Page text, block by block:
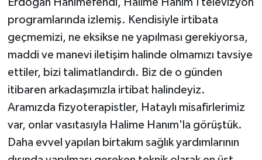
programlarında izlemiş. Kendisiyle irtibata
geçmemizi, ne eksikse ne yapılması gerekiyorsa,
maddi ve manevi iletişim halinde olmamızı tavsiye
ettiler, bizi talimatlandırdı. Biz de o günden
itibaren arkadaşımızla irtibat halindeyiz.
Aramızda fizyoterapistler, Hataylı misafirlerimiz
var, onlar vasıtasıyla Halime Hanım'la görüştük.
Daha evvel yapılan birtakım sağlık yardımlarının